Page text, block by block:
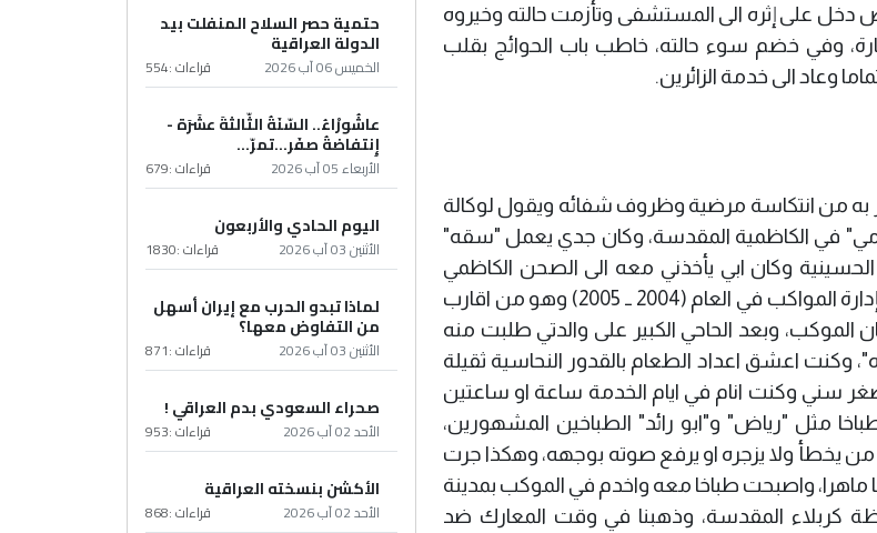
دخل على إثره الى المستشفى وتأزمت حالته وخيروه
وفي خضم سوء حالته، خاطب باب الحوائج بقلب
وعاد الى خدمة الزائرين.
به من انتكاسة مرضية وظروف شفائه ويقول لوكالة
اهالي منطقة "ام النومي" في الكاظمية المقدسة، وكان جدي يعمل "سقه"
وكان ابي يأخذني معه الى الصحن الكاظمي
للمشاركة في العزاء، وعملت مع استاذي "رياض" المتمرس بإدارة المواكب في العام (2004 ــ 2005) وهو من اقارب
الموكب، وبعد الحاحي الكبير على والدتي طلبت منه
اعشق اعداد الطعام بالقدور النحاسية ثقيلة
سني وكنت انام في ايام الخدمة ساعة او ساعتين
مثل "رياض" و"ابو رائد" الطباخين المشهورين،
يخطأ ولا يزجره او يرفع صوته بوجهه، وهكذا جرت
واصبحت طباخا معه واخدم في الموكب بمدينة
كربلاء المقدسة، وذهبنا في وقت المعارك ضد
حتمية حصر السلاح المنفلت بيد
الدولة العراقية
الخميس 06 آب 2026 قراءات :554
عاشُورْاءُ.. السّنَةُ الثّالثةَ عشَرَة -
إِنتفاضةُ صفَر…تمرّ...
الأربعاء 05 آب 2026 قراءات :679
اليوم الحادي والأربعون
الأثنين 03 آب 2026 قراءات :1830
لماذا تبدو الحرب مع إيران أسهل
من التفاوض معها؟
الأثنين 03 آب 2026 قراءات :871
صحراء السعودي بدم العراقي !
الأحد 02 آب 2026 قراءات :953
الأكشن بنسخته العراقية
الأحد 02 آب 2026 قراءات :868